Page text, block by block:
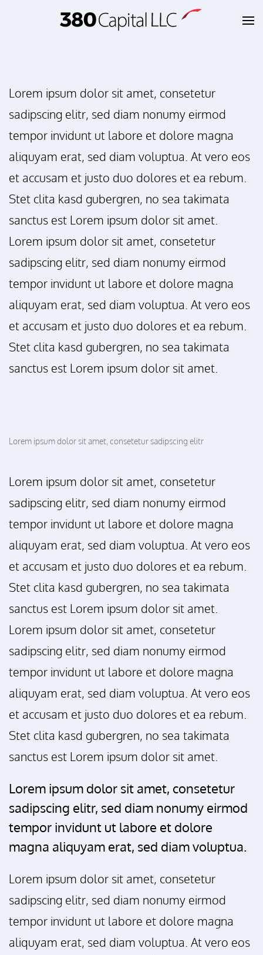
Lorem ipsum dolor sit amet, consetetur
sadipscing elitr, sed diam nonumy eirmod
tempor invidunt ut labore et dolore magna
aliquyam erat, sed diam voluptua. At vero eos
et accusam et justo duo dolores et ea rebum.
Stet clita kasd gubergren, no sea takimata
sanctus est Lorem ipsum dolor sit amet.
Lorem ipsum dolor sit amet, consetetur
sadipscing elitr, sed diam nonumy eirmod
tempor invidunt ut labore et dolore magna
aliquyam erat, sed diam voluptua. At vero eos
et accusam et justo duo dolores et ea rebum.
Stet clita kasd gubergren, no sea takimata
sanctus est Lorem ipsum dolor sit amet.
Lorem ipsum dolor sit amet, consetetur sadipscing elitr
Lorem ipsum dolor sit amet, consetetur
sadipscing elitr, sed diam nonumy eirmod
tempor invidunt ut labore et dolore magna
aliquyam erat, sed diam voluptua. At vero eos
et accusam et justo duo dolores et ea rebum.
Stet clita kasd gubergren, no sea takimata
sanctus est Lorem ipsum dolor sit amet.
Lorem ipsum dolor sit amet, consetetur
sadipscing elitr, sed diam nonumy eirmod
tempor invidunt ut labore et dolore magna
aliquyam erat, sed diam voluptua. At vero eos
et accusam et justo duo dolores et ea rebum.
Stet clita kasd gubergren, no sea takimata
sanctus est Lorem ipsum dolor sit amet.
Lorem ipsum dolor sit amet, consetetur
sadipscing elitr, sed diam nonumy eirmod
tempor invidunt ut labore et dolore
magna aliquyam erat, sed diam voluptua.
Lorem ipsum dolor sit amet, consetetur
sadipscing elitr, sed diam nonumy eirmod
tempor invidunt ut labore et dolore magna
aliquyam erat, sed diam voluptua. At vero eos